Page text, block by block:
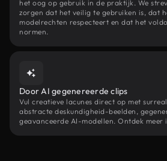
het oog op gebruik in de praktijk. We
zorgen dat het veilig te gebruiken is, dat
modelrechten respecteert en dat het
normen.
Door AI gegenereerde clips
Vul creatieve lacunes direct op met
abstracte deskundigheid-beelden,
geavanceerde AI-modellen. Ontdek meer